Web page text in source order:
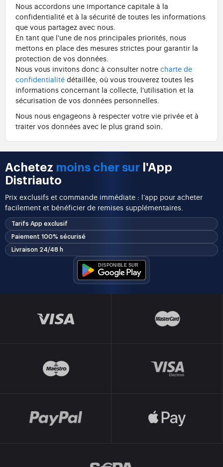
Nous accordons une importance capitale à la
confidentialité et à la sécurité de toutes les informations
que vous partagez avec nous.
En tant que l'une de nos principales priorités, nous
mettons en place des mesures strictes pour garantir la
protection de vos données.
Nous vous invitons donc à consulter notre charte de
confidentialité détaillée, où vous trouverez toutes les
informations concernant la collecte, l'utilisation et la
sécurisation de vos données personnelles.
Nous nous engageons à respecter votre vie privée et à
traiter vos données avec le plus grand soin.
Achetez moins cher sur l'App
Distriauto
Prix exclusifs et commande immédiate : l’app pour acheter
facilement et bénéficier de remises supplémentaires.
Tarifs App exclusif
Paiement 100% sécurisé
Livraison 24/48 h